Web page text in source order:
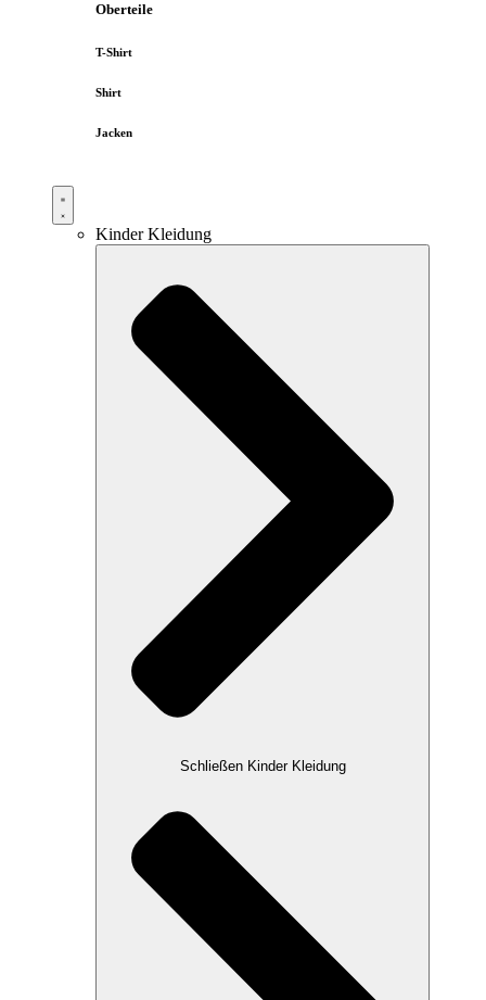
Oberteile
T-Shirt
Shirt
Jacken
Kinder Kleidung
Schließen Kinder Kleidung